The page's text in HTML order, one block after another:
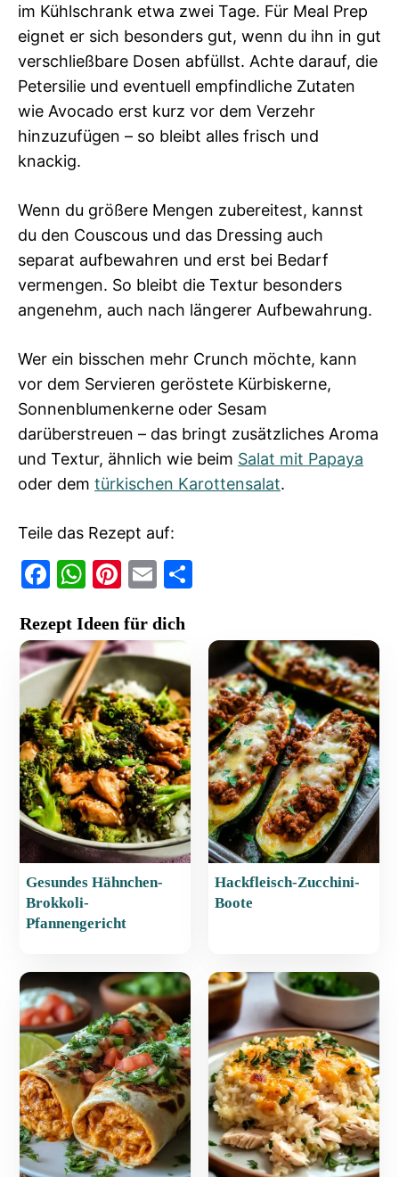
im Kühlschrank etwa zwei Tage. Für Meal Prep
eignet er sich besonders gut, wenn du ihn in gut
verschließbare Dosen abfüllst. Achte darauf, die
Petersilie und eventuell empfindliche Zutaten
wie Avocado erst kurz vor dem Verzehr
hinzuzufügen – so bleibt alles frisch und
knackig.
Wenn du größere Mengen zubereitest, kannst
du den Couscous und das Dressing auch
separat aufbewahren und erst bei Bedarf
vermengen. So bleibt die Textur besonders
angenehm, auch nach längerer Aufbewahrung.
Wer ein bisschen mehr Crunch möchte, kann
vor dem Servieren geröstete Kürbiskerne,
Sonnenblumenkerne oder Sesam
darüberstreuen – das bringt zusätzliches Aroma
und Textur, ähnlich wie beim Salat mit Papaya
oder dem türkischen Karottensalat.
Teile das Rezept auf:
F
c
e
b
o
o
k
W
at
s
A
p
p
Pi
er
e
st
E
ai
l
n
Rezept Ideen für dich
Gesundes Hähnchen-
Brokkoli-
Pfannengericht
Hackfleisch-Zucchini-
Boote